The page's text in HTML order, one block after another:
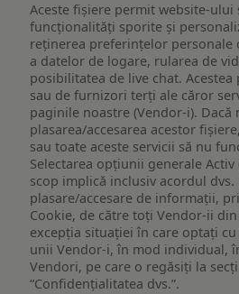
Aceste fișiere permit website-ului
funcționalități sporite și
reţinerea preferinţelor personale
a datelor de logare, rularea de
posibilitatea de live chat.
sau de furnizori terți ale căror
paginile noastre (Vendor-i). Dacă
plasarea/accesarea acestor
sau toate aceste servicii să nu
Selectarea opțiunii generale Activ
scop implică inclusiv acordul
plasare/accesare de informații,
Cookie, de către toți Vendor-ii
excepția situației în care optați
unii Vendor-i, în mod individual,
Vendori, pe care o regăsiți la
“Confidențialitatea dvs.”.